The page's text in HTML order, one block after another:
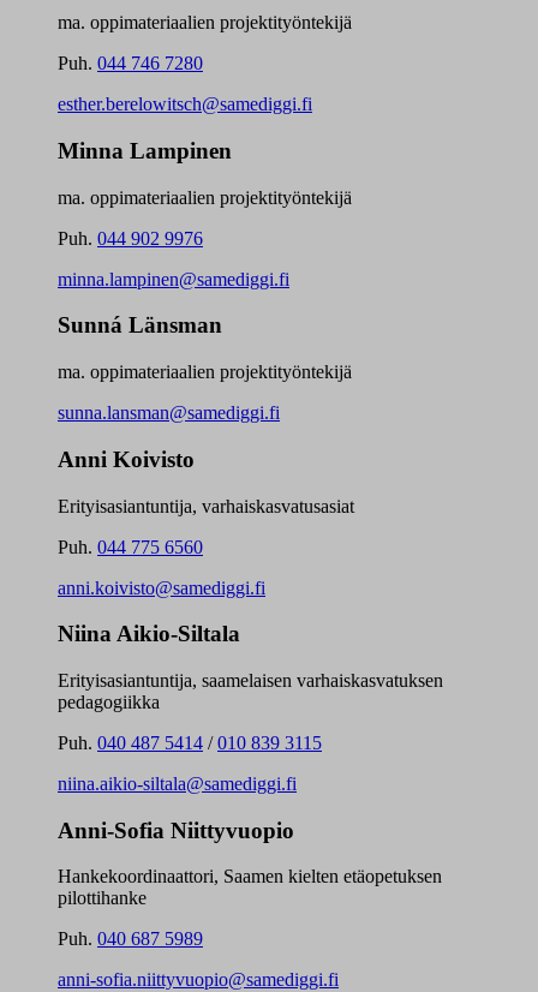
ma. oppimateriaalien projektityöntekijä
Puh. 044 746 7280
esther.berelowitsch@samediggi.fi
Minna Lampinen
ma. oppimateriaalien projektityöntekijä
Puh. 044 902 9976
minna.lampinen@samediggi.fi
Sunná Länsman
ma. oppimateriaalien projektityöntekijä
sunna.lansman@samediggi.fi
Anni Koivisto
Erityisasiantuntija, varhaiskasvatusasiat
Puh. 044 775 6560
anni.koivisto@samediggi.fi
Niina Aikio-Siltala
Erityisasiantuntija, saamelaisen varhaiskasvatuksen
pedagogiikka
Puh. 040 487 5414 /010 839 3115
niina.aikio-siltala@samediggi.fi
Anni-Sofia Niittyvuopio
Hankekoordinaattori, Saamen kielten etäopetuksen
pilottihanke
Puh. 040 687 5989
anni-sofia.niittyvuopio@samediggi.fi